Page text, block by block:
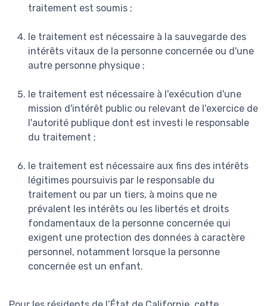
traitement est soumis ;
le traitement est nécessaire à la sauvegarde des
intérêts vitaux de la personne concernée ou d'une
autre personne physique ;
le traitement est nécessaire à l'exécution d'une
mission d'intérêt public ou relevant de l'exercice de
l'autorité publique dont est investi le responsable
du traitement ;
le traitement est nécessaire aux fins des intérêts
légitimes poursuivis par le responsable du
traitement ou par un tiers, à moins que ne
prévalent les intérêts ou les libertés et droits
fondamentaux de la personne concernée qui
exigent une protection des données à caractère
personnel, notamment lorsque la personne
concernée est un enfant.